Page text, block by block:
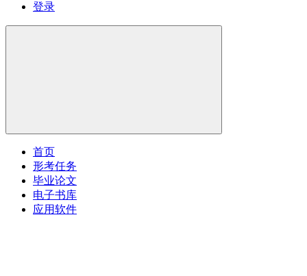
登录
首页
形考任务
毕业论文
电子书库
应用软件